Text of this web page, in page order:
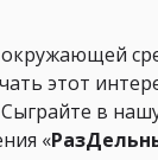
окружающей
этот
в
«